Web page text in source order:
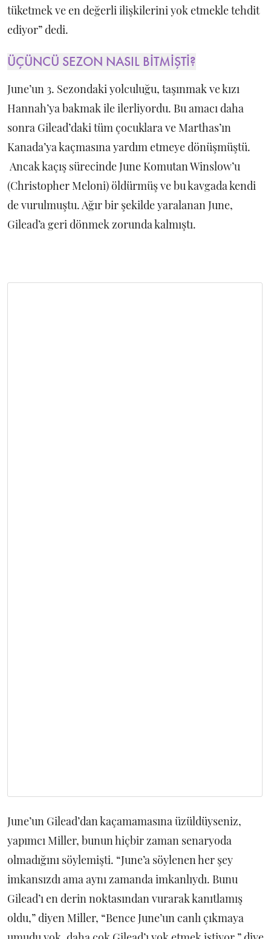
tüketmek ve en değerli ilişkilerini yok etmekle tehdit
ediyor” dedi.
ÜÇÜNCÜ SEZON NASIL BİTMİŞTİ?
June’un 3. Sezondaki yolculuğu, taşınmak ve kızı
Hannah’ya bakmak ile ilerliyordu. Bu amacı daha
sonra Gilead’daki tüm çocuklara ve Marthas’ın
Kanada’ya kaçmasına yardım etmeye dönüşmüştü.
Ancak kaçış sürecinde June Komutan Winslow’u
(Christopher Meloni) öldürmüş ve bu kavgada kendi
de vurulmuştu. Ağır bir şekilde yaralanan June,
Gilead’a geri dönmek zorunda kalmıştı.
June’un Gilead’dan kaçamamasına üzüldüyseniz,
yapımcı Miller, bunun hiçbir zaman senaryoda
olmadığını söylemişti. “June’a söylenen her şey
imkansızdı ama aynı zamanda imkanlıydı. Bunu
Gilead’ı en derin noktasından vurarak kanıtlamış
oldu,” diyen Miller, “Bence June’un canlı çıkmaya